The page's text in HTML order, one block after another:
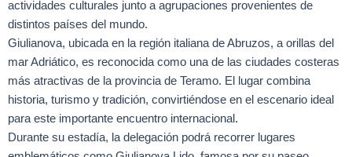
actividades culturales junto a agrupaciones provenientes de
distintos países del mundo.
Giulianova, ubicada en la región italiana de Abruzos, a orillas del
mar Adriático, es reconocida como una de las ciudades costeras
más atractivas de la provincia de Teramo. El lugar combina
historia, turismo y tradición, convirtiéndose en el escenario ideal
para este importante encuentro internacional.
Durante su estadía, la delegación podrá recorrer lugares